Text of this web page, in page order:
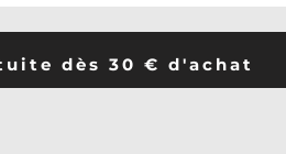
dès 30 € d'achat